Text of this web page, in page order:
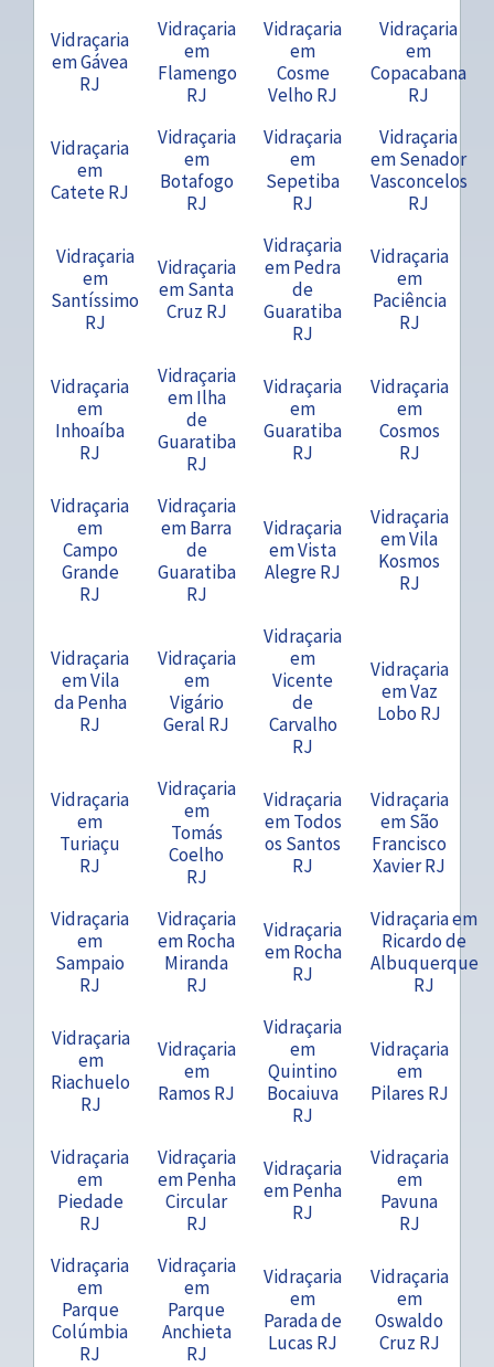
Vidraçaria
em Gávea
RJ
Vidraçaria
em
Flamengo
RJ
Vidraçaria
em
Cosme
Velho RJ
Vidraçaria
em
Copacabana
RJ
Vidraçaria
em
Catete RJ
Vidraçaria
em
Botafogo
RJ
Vidraçaria
em
Sepetiba
RJ
Vidraçaria
em Senador
Vasconcelos
RJ
Vidraçaria
em
Santíssimo
RJ
Vidraçaria
em Santa
Cruz RJ
Vidraçaria
em Pedra
de
Guaratiba
RJ
Vidraçaria
em
Paciência
RJ
Vidraçaria
em
Inhoaíba
RJ
Vidraçaria
em Ilha
de
Guaratiba
RJ
Vidraçaria
em
Guaratiba
RJ
Vidraçaria
em
Cosmos
RJ
Vidraçaria
em
Campo
Grande
RJ
Vidraçaria
em Barra
de
Guaratiba
RJ
Vidraçaria
em Vista
Alegre RJ
Vidraçaria
em Vila
Kosmos
RJ
Vidraçaria
em Vila
da Penha
RJ
Vidraçaria
em
Vigário
Geral RJ
Vidraçaria
em
Vicente
de
Carvalho
RJ
Vidraçaria
em Vaz
Lobo RJ
Vidraçaria
em
Turiaçu
RJ
Vidraçaria
em
Tomás
Coelho
RJ
Vidraçaria
em Todos
os Santos
RJ
Vidraçaria
em São
Francisco
Xavier RJ
Vidraçaria
em
Sampaio
RJ
Vidraçaria
em Rocha
Miranda
RJ
Vidraçaria
em Rocha
RJ
Vidraçaria em
Ricardo de
Albuquerque
RJ
Vidraçaria
em
Riachuelo
RJ
Vidraçaria
em
Ramos RJ
Vidraçaria
em
Quintino
Bocaiuva
RJ
Vidraçaria
em
Pilares RJ
Vidraçaria
em
Piedade
RJ
Vidraçaria
em Penha
Circular
RJ
Vidraçaria
em Penha
RJ
Vidraçaria
em
Pavuna
RJ
Vidraçaria
em
Parque
Colúmbia
RJ
Vidraçaria
em
Parque
Anchieta
RJ
Vidraçaria
em
Parada de
Lucas RJ
Vidraçaria
em
Oswaldo
Cruz RJ